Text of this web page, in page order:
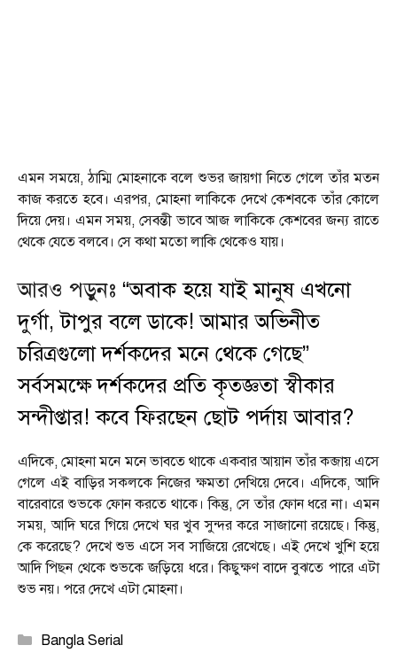
এমন সময়ে, ঠাম্মি মোহনাকে বলে শুভর জায়গা নিতে গেলে তাঁর মতন
কাজ করতে হবে। এরপর, মোহনা লাকিকে দেখে কেশবকে তাঁর কোলে
দিয়ে দেয়। এমন সময়, সেবন্তী ভাবে আজ লাকিকে কেশবের জন্য রাতে
থেকে যেতে বলবে। সে কথা মতো লাকি থেকেও যায়।
আরও পড়ুনঃ “অবাক হয়ে যাই মানুষ এখনো
দুর্গা, টাপুর বলে ডাকে! আমার অভিনীত
চরিত্রগুলো দর্শকদের মনে থেকে গেছে”
সর্বসমক্ষে দর্শকদের প্রতি কৃতজ্ঞতা স্বীকার
সন্দীপ্তার! কবে ফিরছেন ছোট পর্দায় আবার?
এদিকে, মোহনা মনে মনে ভাবতে থাকে একবার আয়ান তাঁর কব্জায় এসে
গেলে এই বাড়ির সকলকে নিজের ক্ষমতা দেখিয়ে দেবে। এদিকে, আদি
বারেবারে শুভকে ফোন করতে থাকে। কিন্তু, সে তাঁর ফোন ধরে না। এমন
সময়, আদি ঘরে গিয়ে দেখে ঘর খুব সুন্দর করে সাজানো রয়েছে। কিন্তু,
কে করেছে? দেখে শুভ এসে সব সাজিয়ে রেখেছে। এই দেখে খুশি হয়ে
আদি পিছন থেকে শুভকে জড়িয়ে ধরে। কিছুক্ষণ বাদে বুঝতে পারে এটা
শুভ নয়। পরে দেখে এটা মোহনা।
Categories
Bangla Serial